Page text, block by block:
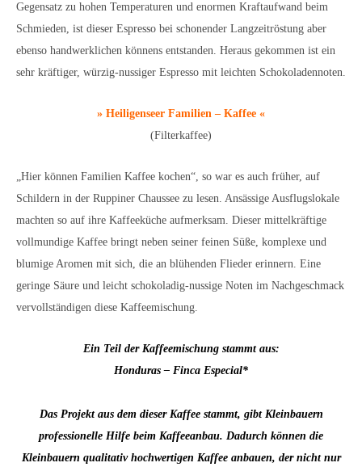
Gegensatz zu hohen Temperaturen und enormen Kraftaufwand beim
Schmieden, ist dieser Espresso bei schonender Langzeitröstung aber
ebenso handwerklichen könnens entstanden. Heraus gekommen ist ein
sehr kräftiger, würzig-nussiger Espresso mit leichten Schokoladennoten.
» Heiligenseer Familien – Kaffee «
(Filterkaffee)
„Hier können Familien Kaffee kochen“, so war es auch früher, auf
Schildern in der Ruppiner Chaussee zu lesen. Ansässige Ausflugslokale
machten so auf ihre Kaffeeküche aufmerksam. Dieser mittelkräftige
vollmundige Kaffee bringt neben seiner feinen Süße, komplexe und
blumige Aromen mit sich, die an blühenden Flieder erinnern. Eine
geringe Säure und leicht schokoladig-nussige Noten im Nachgeschmack
vervollständigen diese Kaffeemischung.
Ein Teil der Kaffeemischung stammt aus:
Honduras – Finca Especial*
Das Projekt aus dem dieser Kaffee stammt, gibt Kleinbauern
professionelle Hilfe beim Kaffeeanbau. Dadurch können die
Kleinbauern qualitativ hochwertigen Kaffee anbauen, der nicht nur